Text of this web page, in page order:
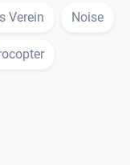
Verein Noise